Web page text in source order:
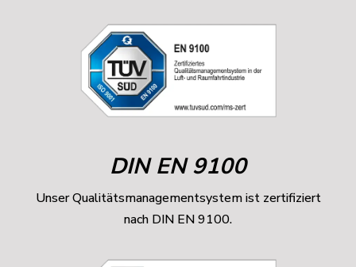
DIN EN 9100
Unser Qualitätsmanagementsystem ist zertifiziert
nach DIN EN 9100.